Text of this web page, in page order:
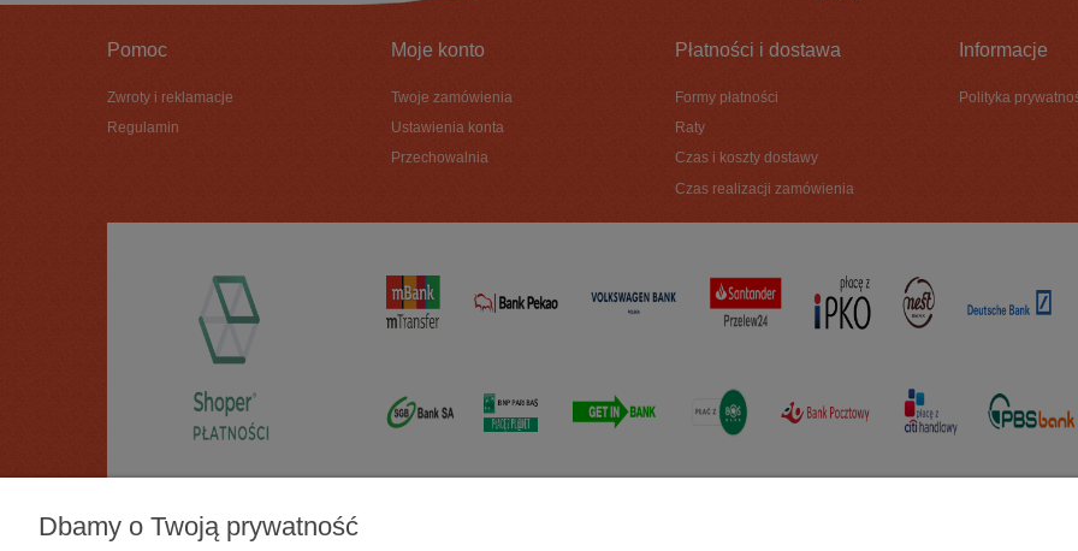
Pomoc
Zwroty i reklamacje
Regulamin
Moje konto
Twoje zamówienia
Ustawienia konta
Przechowalnia
Płatności i dostawa
Formy płatności
Raty
Czas i koszty dostawy
Czas realizacji zamówienia
Informacje
Polityka
Dbamy o Twoją prywatność